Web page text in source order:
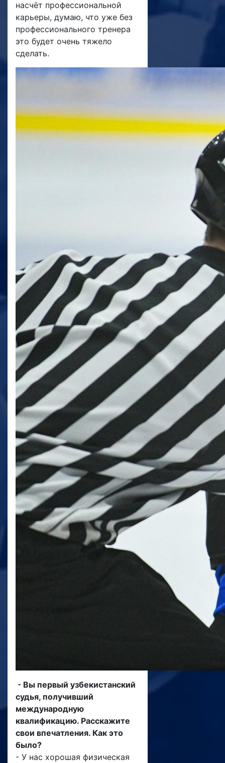
насчёт профессиональной
карьеры, думаю, что уже без
профессионального тренера
это будет очень тяжело
сделать.
⁃ Вы первый узбекистанский
судья, получивший
международную
квалификацию. Расскажите
свои впечатления. Как это
было?
- У нас хорошая физическая